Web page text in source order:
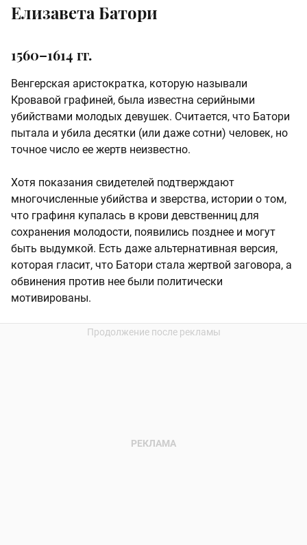
Елизавета Батори
1560–1614 гг.
Венгерская аристократка, которую называли
Кровавой графиней, была известна серийными
убийствами молодых девушек. Считается, что Батори
пытала и убила десятки (или даже сотни) человек, но
точное число ее жертв неизвестно.
Хотя показания свидетелей подтверждают
многочисленные убийства и зверства, истории о том,
что графиня купалась в крови девственниц для
сохранения молодости, появились позднее и могут
быть выдумкой. Есть даже альтернативная версия,
которая гласит, что Батори стала жертвой заговора, а
обвинения против нее были политически
мотивированы.